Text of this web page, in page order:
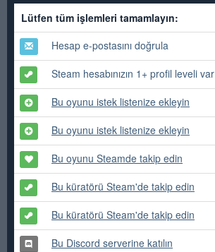
Lütfen tüm işlemleri tamamlayın:
Hesap e-postasını doğrula
Steam hesabınızın 1+ profil leveli var
Bu oyunu istek listenize ekleyin
Bu oyunu istek listenize ekleyin
Bu oyunu Steamde takip edin
Bu küratörü Steam'de takip edin
Bu küratörü Steam'de takip edin
Bu Discord serverine katılın